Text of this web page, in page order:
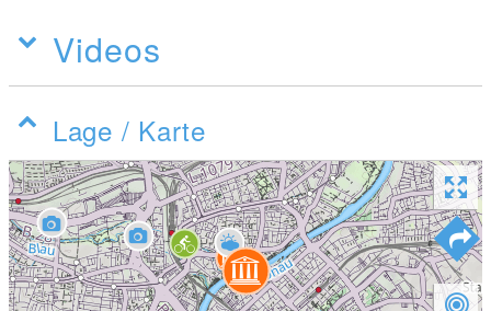
Videos
Lage / Karte